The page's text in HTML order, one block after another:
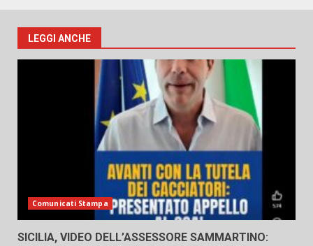
LEGGI ANCHE
Comunicati Stampa
SICILIA, VIDEO DELL’ASSESSORE SAMMARTINO: